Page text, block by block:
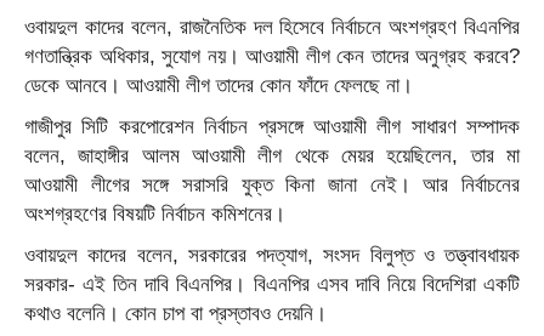
ওবায়দুল কাদের বলেন, রাজনৈতিক দল হিসেবে নির্বাচনে অংশগ্রহণ বিএনপির
গণতান্ত্রিক অধিকার, সুযোগ নয়। আওয়ামী লীগ কেন তাদের অনুগ্রহ করবে?
ডেকে আনবে। আওয়ামী লীগ তাদের কোন ফাঁদে ফেলছে না।
গাজীপুর সিটি করপোরেশন নির্বাচন প্রসঙ্গে আওয়ামী লীগ সাধারণ সম্পাদক
বলেন, জাহাঙ্গীর আলম আওয়ামী লীগ থেকে মেয়র হয়েছিলেন, তার মা
আওয়ামী লীগের সঙ্গে সরাসরি যুক্ত কিনা জানা নেই। আর নির্বাচনের
অংশগ্রহণের বিষয়টি নির্বাচন কমিশনের।
ওবায়দুল কাদের বলেন, সরকারের পদত্যাগ, সংসদ বিলুপ্ত ও তত্ত্বাবধায়ক
সরকার- এই তিন দাবি বিএনপির। বিএনপির এসব দাবি নিয়ে বিদেশিরা একটি
কথাও বলেনি। কোন চাপ বা প্রস্তাবও দেয়নি।